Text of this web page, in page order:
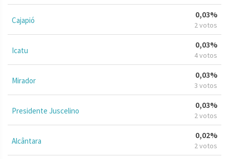
Cajapió
0,03%
2 votos
Icatu
0,03%
4 votos
Mirador
0,03%
3 votos
Presidente Juscelino
0,03%
2 votos
Alcântara
0,02%
2 votos